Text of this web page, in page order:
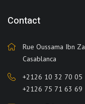
Contact
Rue Oussama Ibn
Casablanca
+2126 10 32 70 05
+2126 75 71 63 69